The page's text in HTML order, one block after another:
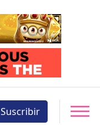
Suscribir